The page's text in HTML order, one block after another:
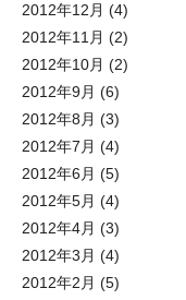
2012年12月 (4)
2012年11月 (2)
2012年10月 (2)
2012年9月 (6)
2012年8月 (3)
2012年7月 (4)
2012年6月 (5)
2012年5月 (4)
2012年4月 (3)
2012年3月 (4)
2012年2月 (5)